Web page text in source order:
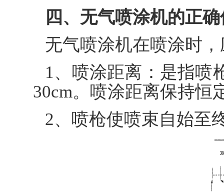
四、无气喷涂机的正
无气喷涂机在喷涂时
1、喷涂距离：是指喷
30cm。喷涂距离保持恒
2、喷枪使喷束自始至